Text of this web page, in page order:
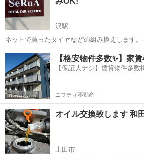
屋さんでヘッドライト交換(...
沢駅
ネットで買ったタイヤなどの組み換えします。 軽自動車15インチまで
組み換え1本600円 バランス1本600円 普通車18インチまで 組み換え1
本900円 バランス1本600円 19イン
長野 上伊那郡 沢駅 車検 タ
【格安物件多数✨】家
【保証人ナシ】賃貸物件多数
ニフティ不動産
オイル交換致します 和
上田市